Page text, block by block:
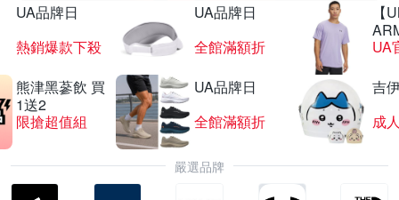
UA品牌日
熱銷爆款下殺
UA品牌日
全館滿額折
【
UA
熊津黑蔘飲 買
1送2
限搶超值組
UA品牌日
全館滿額折
吉
嚴選品牌